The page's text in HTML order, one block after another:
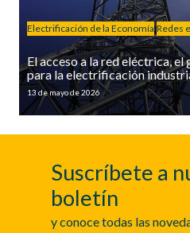
Electrificación de la Economía Redes
El acceso a la red eléctrica,
para la electrificación
13 de mayo de 2026
Suscríbete a
boletín
y conoce todas las